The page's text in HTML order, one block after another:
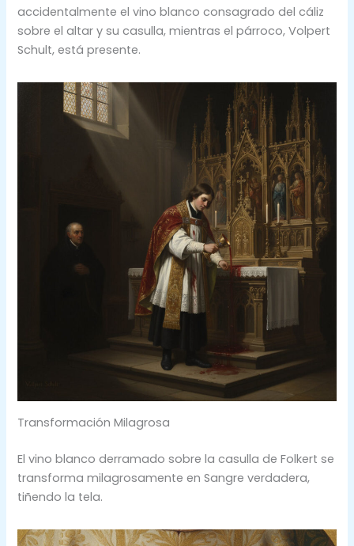
accidentalmente el vino blanco consagrado del cáliz
sobre el altar y su casulla, mientras el párroco, Volpert
Schult, está presente.
Transformación Milagrosa
El vino blanco derramado sobre la casulla de Folkert se
transforma milagrosamente en Sangre verdadera,
tiñendo la tela.